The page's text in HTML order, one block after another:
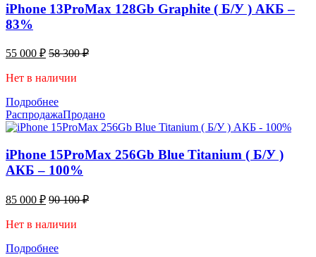
iPhone 13ProMax 128Gb Graphite ( Б/У ) АКБ –
83%
55 000 ₽ 58 300₽
Нет в наличии
Подробнее
РаспродажаПродано
iPhone 15ProMax 256Gb Blue Titanium ( Б/У )
АКБ – 100%
85 000 ₽ 90 100₽
Нет в наличии
Подробнее